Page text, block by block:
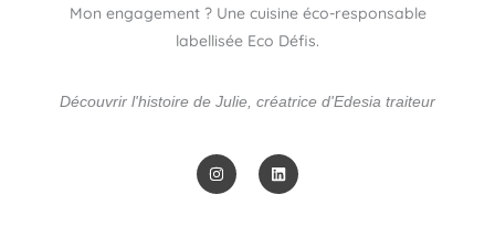
Mon engagement ? Une cuisine éco-responsable
labellisée Eco Défis.
Découvrir l'histoire de Julie, créatrice d'Edesia traiteur
n
s
t
a
i
n
k
e